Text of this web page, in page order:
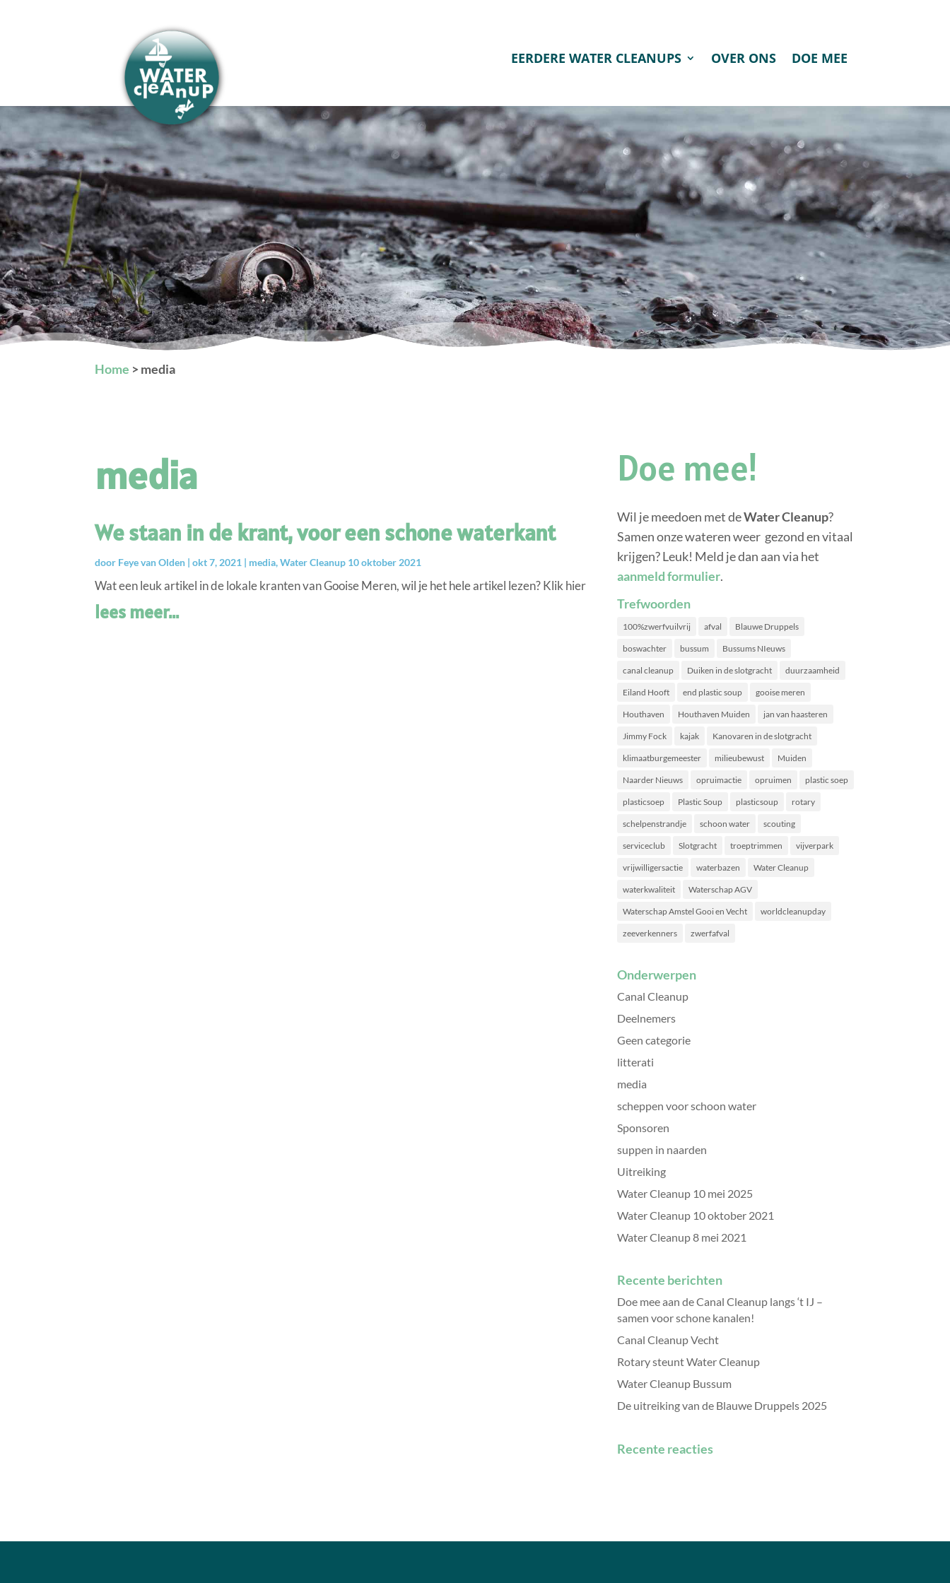
EERDERE WATER CLEANUPS OVER ONS DOE MEE
Home > media
media
We staan in de krant, voor een schone waterkant
door Feye van Olden |okt 7, 2021 | media,Water Cleanup 10 oktober 2021
Wat een leuk artikel in de lokale kranten van Gooise Meren, wil je het hele artikel lezen? Klik hier
lees meer...
Doe mee!
Wil je meedoen met deWater Cleanup?
Samen onze wateren weer gezond en vitaal
krijgen? Leuk! Meld je dan aan via het
aanmeld formulier.
Trefwoorden
100%zwerfvuilvrij afval Blauwe Druppels
boswachter bussum Bussums NIeuws
canal cleanup Duiken in de slotgracht duurzaamheid
Eiland Hooft end plastic soup gooise meren
Houthaven Houthaven Muiden jan van haasteren
Jimmy Fock kajak Kanovaren in de slotgracht
klimaatburgemeester milieubewust Muiden
Naarder Nieuws opruimactie opruimen plastic soep
plasticsoep Plastic Soup plasticsoup rotary
schelpenstrandje schoon water scouting
serviceclub Slotgracht troeptrimmen vijverpark
vrijwilligersactie waterbazen Water Cleanup
waterkwaliteit Waterschap AGV
Waterschap Amstel Gooi en Vecht worldcleanupday
zeeverkenners zwerfafval
Onderwerpen
Canal Cleanup
Deelnemers
Geen categorie
litterati
media
scheppen voor schoon water
Sponsoren
suppen in naarden
Uitreiking
Water Cleanup 10 mei 2025
Water Cleanup 10 oktober 2021
Water Cleanup 8 mei 2021
Recente berichten
Doe mee aan de Canal Cleanup langs ‘t IJ –
samen voor schone kanalen!
Canal Cleanup Vecht
Rotary steunt Water Cleanup
Water Cleanup Bussum
De uitreiking van de Blauwe Druppels 2025
Recente reacties